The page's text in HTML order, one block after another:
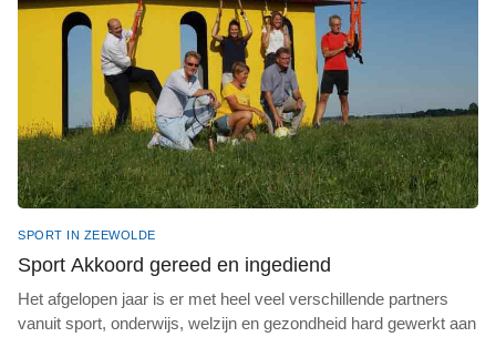
SPORT IN ZEEWOLDE
Sport Akkoord gereed en ingediend
Het afgelopen jaar is er met heel veel verschillende partners
vanuit sport, onderwijs, welzijn en gezondheid hard gewerkt aan